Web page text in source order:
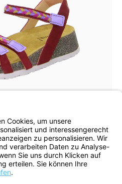
kombi
(25% gespart)